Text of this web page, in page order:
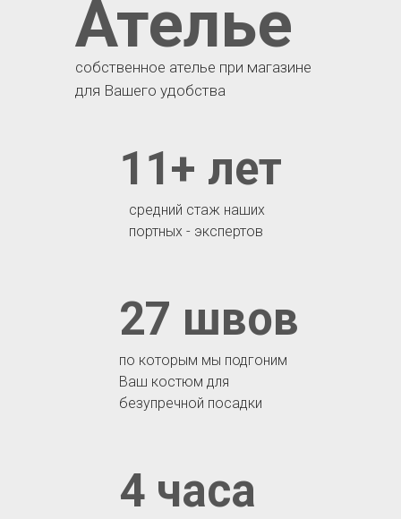
4 часа
по которым мы подгоним
Ваш костюм для
безупречной посадки
27 швов
средний стаж наших
портных - экспертов
11+ лет
Ателье
собственное ателье при магазине
для Вашего удобства